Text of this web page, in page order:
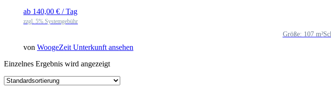
ab 140,00 € / Tag
zzgl. 5% Systemgebühr
Größe: 107 m²
von WoogeZeit Unterkunft ansehen
Einzelnes Ergebnis wird angezeigt